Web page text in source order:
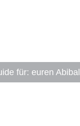
für: euren Abiball